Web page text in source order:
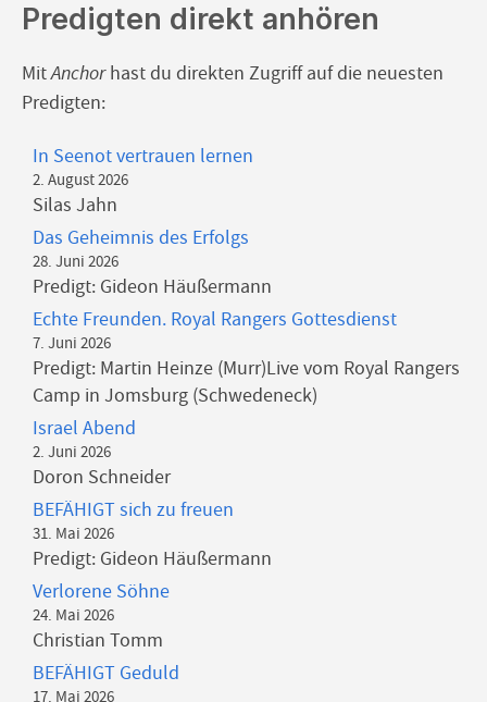
Predigten direkt anhören
MitAnchorhast du direkten Zugriff auf die neuesten
Predigten:
In Seenot vertrauen lernen
2. August 2026
Silas Jahn
Das Geheimnis des Erfolgs
28. Juni 2026
Predigt: Gideon Häußermann
Echte Freunden. Royal Rangers Gottesdienst
7. Juni 2026
Predigt: Martin Heinze (Murr)Live vom Royal Rangers
Camp in Jomsburg (Schwedeneck)
Israel Abend
2. Juni 2026
Doron Schneider
BEFÄHIGT sich zu freuen
31. Mai 2026
Predigt: Gideon Häußermann
Verlorene Söhne
24. Mai 2026
Christian Tomm
BEFÄHIGT Geduld
17. Mai 2026